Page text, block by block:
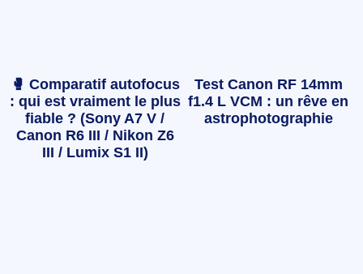
🥊 Comparatif autofocus
: qui est vraiment le plus
fiable ? (Sony A7 V /
Canon R6 III / Nikon Z6
III / Lumix S1 II)
Test Canon RF 14mm
f1.4 L VCM : un rêve en
astrophotographie